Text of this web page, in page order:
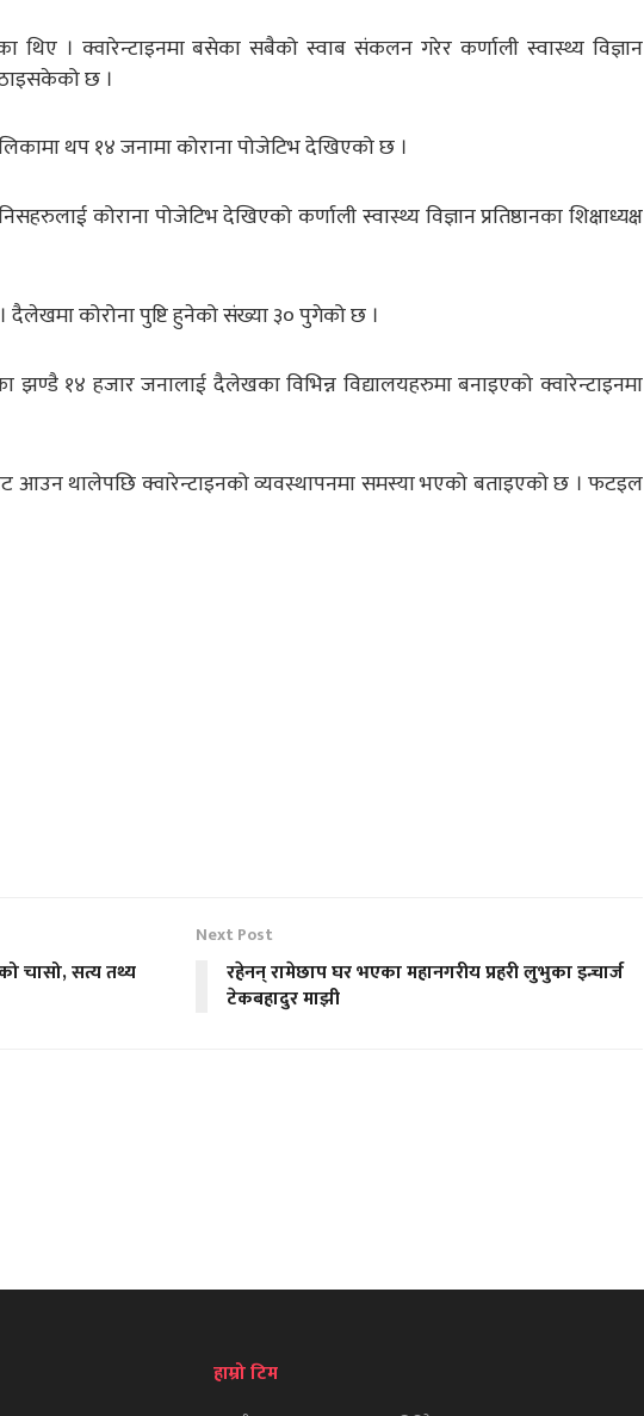
थिए । क्वारेन्टाइनमा बसेका सबैको स्वाब संकलन गरेर कर्णाली स्वास्थ्य विज्ञान
छ ।
थप १४ जनामा कोराना पोजेटिभ देखिएको छ ।
कोराना पोजेटिभ देखिएको कर्णाली स्वास्थ्य विज्ञान प्रतिष्ठानका शिक्षाध्यक्ष
कोरोना पुष्टि हुनेको संख्या ३० पुगेको छ ।
१४ हजार जनालाई दैलेखका विभिन्न विद्यालयहरुमा बनाइएको क्वारेन्टाइनमा
आउन थालेपछि क्वारेन्टाइनको व्यवस्थापनमा समस्या भएको बताइएको छ । फटइल
चासो, सत्य तथ्य
Next Post
रहेनन् रामेछाप घर भएका महानगरीय प्रहरी लुभुका इन्चार्ज
टेकबहादुर माझी
हाम्रो टिम